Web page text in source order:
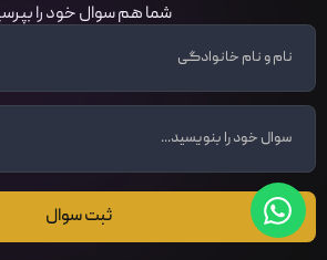
شما هم سوال خود را بپرسید
ثبت سوال